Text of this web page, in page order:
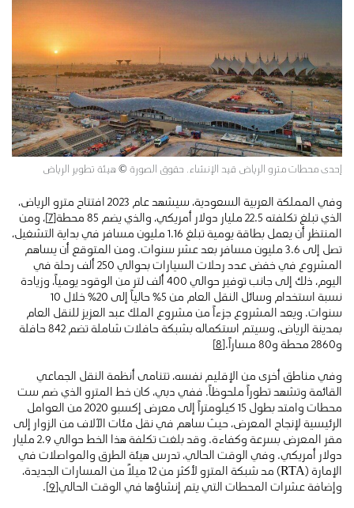
إحدى محطات مترو الرياض قيد الإنشاء. حقوق الصورة © هيئة تطوير الرياض
وفي المملكة العربية السعودية، سيشهد عام 2023 افتتاح مترو الرياض،
الذي تبلغ تكلفته 22.5 مليار دولار أمريكي، والذي يضم 85 محطة
[7] ، ومن
المنتظر أن يعمل بطاقة يومية تبلغ 1.16 مليون مسافر في بداية التشغيل،
تصل إلى 3.6 مليون مسافر بعد عشر سنوات. ومن المتوقع أن يساهم
المشروع في خفض عدد رحلات السيارات بحوالي 250 ألف رحلة في
اليوم، ذلك إلى جانب توفير حوالي 400 ألف لتر من الوقود يومياً، وزيادة
نسبة استخدام وسائل النقل العام من 5٪ حالياً إلى 20٪ خلال 10
سنوات. ويعد المشروع جزءاً من مشروع الملك عبد العزيز للنقل العام
بمدينة الرياض، وسيتم استكماله بشبكة حافلات شاملة تضم 842 حافلة
و2860 محطة و80 مساراً.
[8]
وفي مناطق أخرى من الإقليم نفسه، تتنامى أنظمة النقل الجماعي
القائمة وتشهد تطوراً ملحوظاً. ففي دبي، كان خط المترو الذي ضم ست
محطات وامتد بطول 15 كيلومتراً إلى معرض إكسبو 2020 من العوامل
الرئيسية لإنجاح المعرض، حيث ساهم في نقل مئات الآلاف من الزوار إلى
مقر المعرض بسرعة وكفاءة. وقد بلغت تكلفة هذا الخط حوالي 2.9 مليار
دولار أمريكي. وفي الوقت الحالي، تدرس هيئة الطرق والمواصلات في
الإمارة (RTA) مد شبكة المترو لأكثر من 12 ميلاً من المسارات الجديدة،
وإضافة عشرات المحطات التي يتم إنشاؤها في الوقت الحالي[9]
.